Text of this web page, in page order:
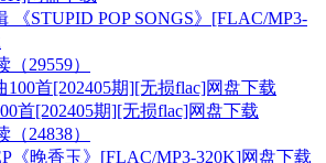
《STUPID POP SONGS》[FLAC/MP3-
（29559）
首[202405期][无损flac]网盘下载
（24838）